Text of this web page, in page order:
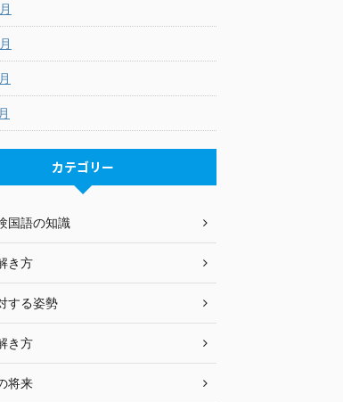
カテゴリー
国語の知識
き方
する姿勢
き方
将来